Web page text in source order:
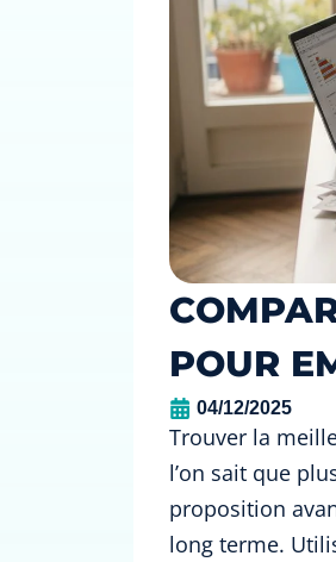
POUR
04/12/2025
Trouver la
l’on sait que
proposition
long terme.